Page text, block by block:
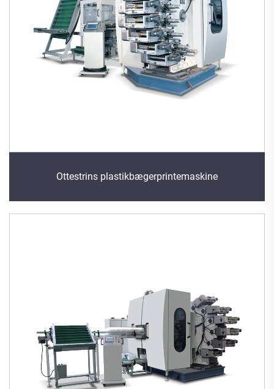
Ottestrins plastikbægerprintemaskine